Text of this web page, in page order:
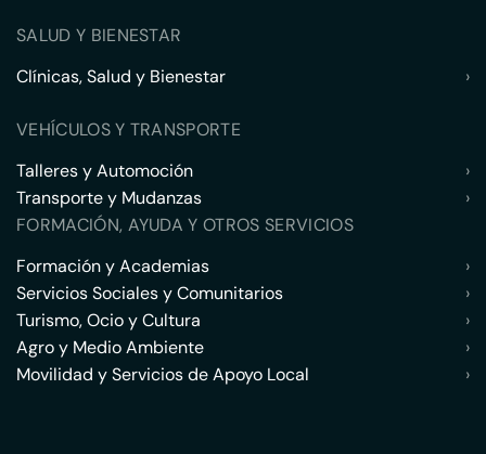
SALUD Y BIENESTAR
Clínicas, Salud y Bienestar
›
VEHÍCULOS Y TRANSPORTE
Talleres y Automoción
›
Transporte y Mudanzas
›
FORMACIÓN, AYUDA Y OTROS SERVICIOS
Formación y Academias
›
Servicios Sociales y Comunitarios
›
Turismo, Ocio y Cultura
›
Agro y Medio Ambiente
›
Movilidad y Servicios de Apoyo Local
›